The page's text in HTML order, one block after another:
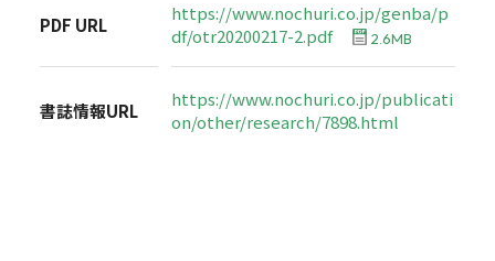
PDF URL
https://www.nochuri.co.jp/genba/p
df/otr20200217-2.pdf
2.6MB
書誌情報URL
https://www.nochuri.co.jp/publicati
on/other/research/7898.html